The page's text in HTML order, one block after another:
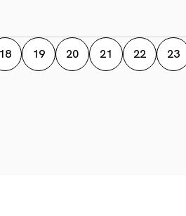
19 20 21 22 23